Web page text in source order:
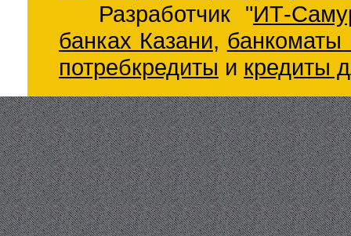
Разработчик "ИТ-
банках Казани, банкоматы
потребкредиты и кредиты